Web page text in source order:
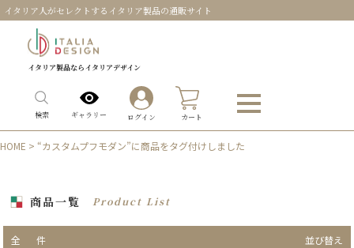
イタリア人がセレクトするイタリア製品の通販サイト
イタリア製品ならイタリアデザイン
検索 ギャラリー ログイン カート
HOME > “カスタムプフモダン”に商品をタグ付けしました
商品一覧 Product List
全 件 並び替え